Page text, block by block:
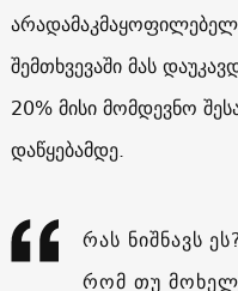
შემთხვევაში მას
20% მისი მომდევნო
დაწყებამდე.
რას ნიშნავს
რომ თუ